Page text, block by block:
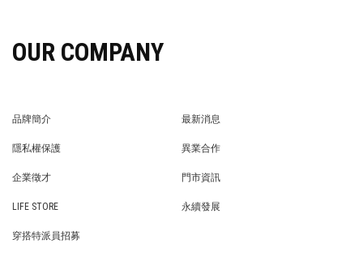
OUR COMPANY
品牌簡介
最新消息
隱私權保護
異業合作
企業徵才
門市資訊
LIFE STORE
永續發展
穿搭特派員招募